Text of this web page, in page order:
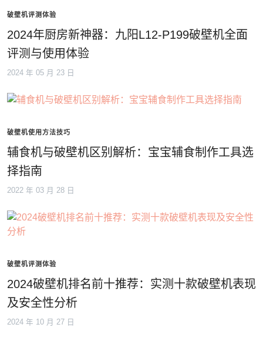
破壁机评测体验
2024年厨房新神器：九阳L12-P199破壁机全面
评测与使用体验
2024 年 05 月 23 日
破壁机使用方法技巧
辅食机与破壁机区别解析：宝宝辅食制作工具选
择指南
2022 年 03 月 28 日
破壁机评测体验
2024破壁机排名前十推荐：实测十款破壁机表现
及安全性分析
2024 年 10 月 27 日